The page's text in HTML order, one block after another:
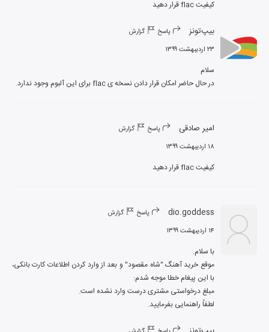
کیفیت flac قرار دهید
بیپ‌تونز پاسخ گزارش
۲۳ اردیبهشت ۱۳۹۹
در حال حاضر امکان قرار دادن نسخه ی flac برای این آلبوم وجود ندارد.
امیر صادقی پاسخ گزارش
۱۸ اردیبهشت ۱۳۹۹
کیفیت flac قرار دهید
dio.goddess پاسخ گزارش
۱۴ اردیبهشت ۱۳۹۹
لطفاً راهنمایی بفرمایید.